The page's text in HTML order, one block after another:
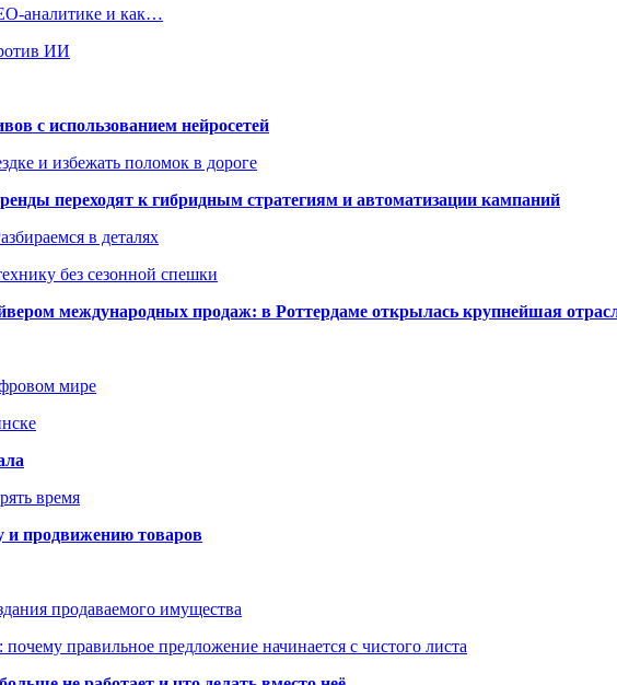
аналитике и как…
ИИ
с использованием нейросетей
и избежать поломок в дороге
переходят к гибридным стратегиям и автоматизации кампаний
в деталях
без сезонной спешки
международных продаж: в Роттердаме открылась крупнейшая
мире
время
и продвижению товаров
продаваемого имущества
правильное предложение начинается с чистого листа